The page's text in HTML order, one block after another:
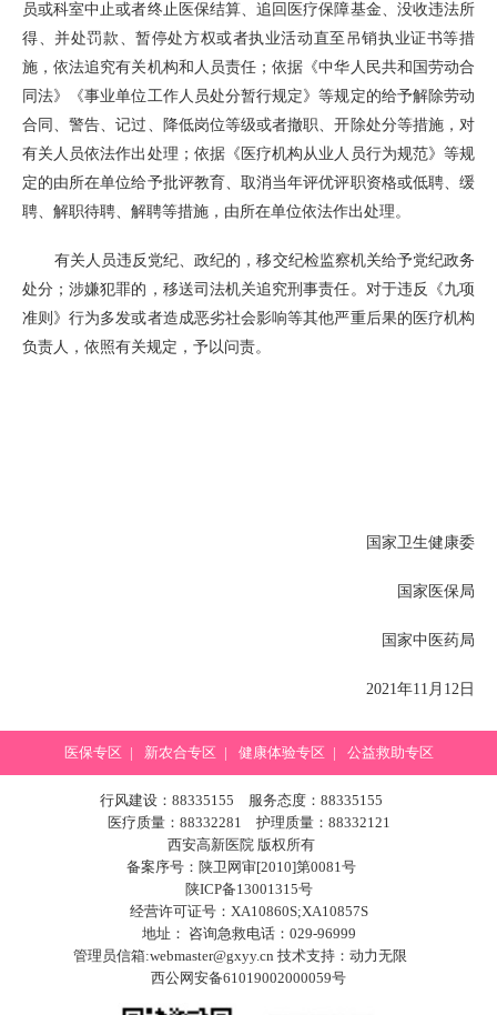
员或科室中止或者终止医保结算、追回医疗保障基金、没收违法所
得、并处罚款、暂停处方权或者执业活动直至吊销执业证书等措
施，依法追究有关机构和人员责任；依据《中华人民共和国劳动合
同法》《事业单位工作人员处分暂行规定》等规定的给予解除劳动
合同、警告、记过、降低岗位等级或者撤职、开除处分等措施，对
有关人员依法作出处理；依据《医疗机构从业人员行为规范》等规
定的由所在单位给予批评教育、取消当年评优评职资格或低聘、缓
聘、解职待聘、解聘等措施，由所在单位依法作出处理。
有关人员违反党纪、政纪的，移交纪检监察机关给予党纪政务
处分；涉嫌犯罪的，移送司法机关追究刑事责任。对于违反《九项
准则》行为多发或者造成恶劣社会影响等其他严重后果的医疗机构
负责人，依照有关规定，予以问责。
国家卫生健康委
国家医保局
国家中医药局
2021年11月12日
医保专区 | 新农合专区 | 健康体验专区 | 公益救助专区
行风建设：88335155 服务态度：88335155
医疗质量：88332281 护理质量：88332121
西安高新医院 版权所有
备案序号：陕卫网审[2010]第0081号
陕ICP备13001315号
经营许可证号：XA10860S;XA10857S
地址： 咨询急救电话：029-96999
管理员信箱:webmaster@gxyy.cn 技术支持： 动力无限
西公网安备61019002000059号